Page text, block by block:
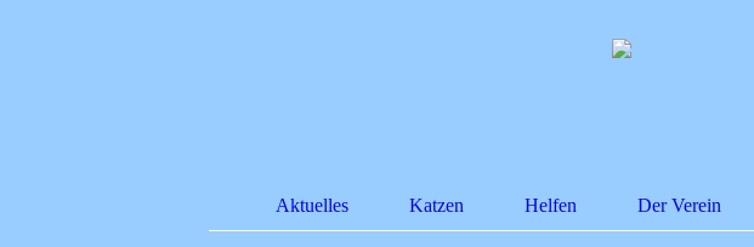
Aktuelles Katzen Helfen Der Verein